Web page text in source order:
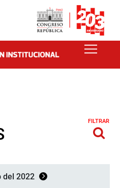
FILTRAR
del 2022